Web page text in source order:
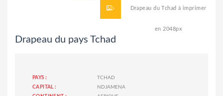
Drapeau du Tchad à imprimer
en 2048px
Drapeau du pays Tchad
PAYS :
TCHAD
CAPITAL :
NDJAMENA